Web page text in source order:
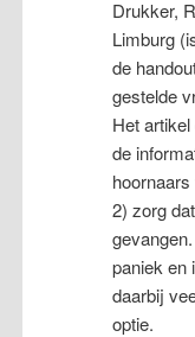
Drukker,
Limburg
de
gestelde
Het
de
hoornaars
2) zorg
paniek en
daarbij
optie.